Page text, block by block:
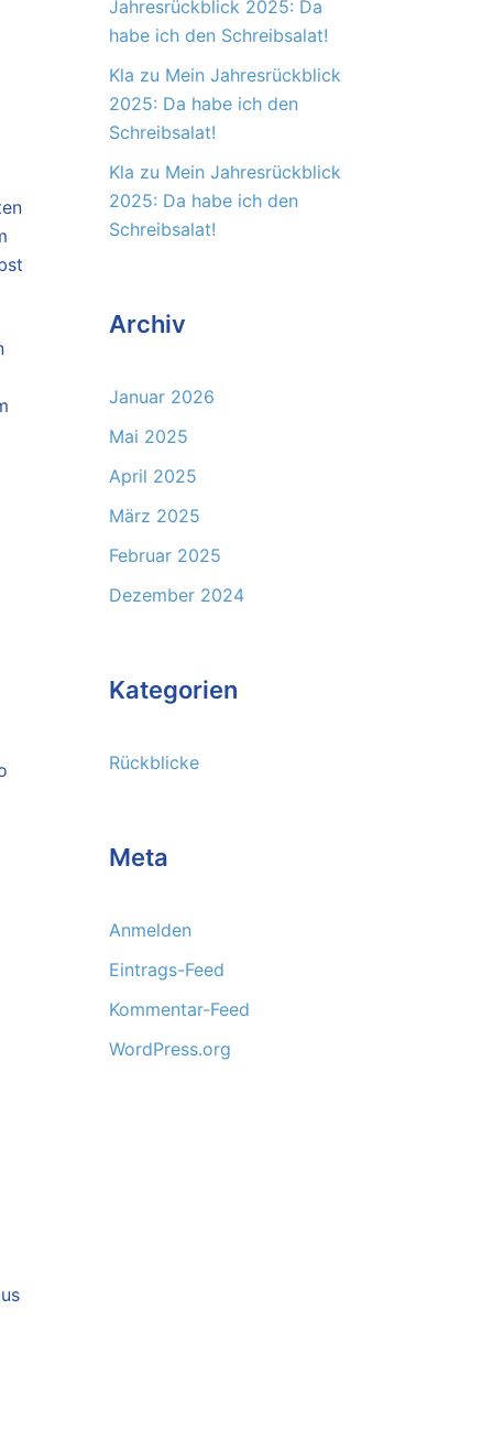
Jahresrückblick 2025: Da
habe ich den Schreibsalat!
Kla zu Mein Jahresrückblick
2025: Da habe ich den
Schreibsalat!
Kla zu Mein Jahresrückblick
2025: Da habe ich den
Schreibsalat!
Archiv
Januar 2026
Mai 2025
April 2025
März 2025
Februar 2025
Dezember 2024
Kategorien
Rückblicke
Meta
Anmelden
Eintrags-Feed
Kommentar-Feed
WordPress.org